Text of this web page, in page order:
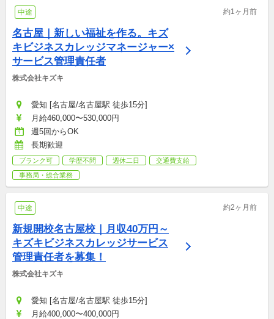
中途 約1ヶ月前
名古屋｜新しい福祉を作る。キズ
キビジネスカレッジマネージャー×
サービス管理責任者
株式会社キズキ
愛知 [名古屋/名古屋駅 徒歩15分]
月給460,000〜530,000円
週5回からOK
長期歓迎
ブランク可 学歴不問 週休二日
交通費支給
事務局・総合業務
中途 約2ヶ月前
新規開校名古屋校｜月収40万円～
キズキビジネスカレッジサービス
管理責任者を募集！
株式会社キズキ
愛知 [名古屋/名古屋駅 徒歩15分]
月給400,000〜400,000円